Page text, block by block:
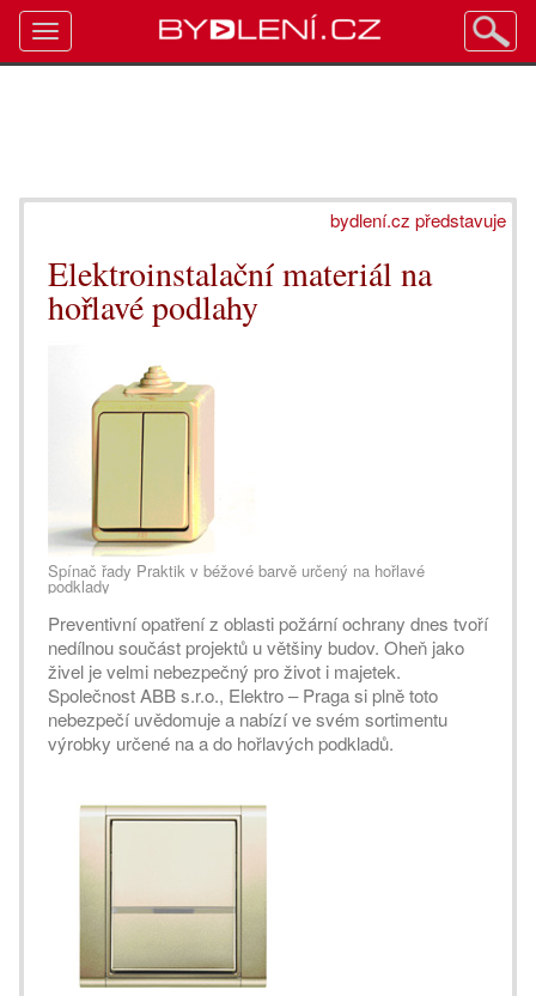
bydlení.cz představuje
Elektroinstalační materiál na
hořlavé podlahy
Spínač řady Praktik v béžové barvě určený na hořlavé
podklady
Preventivní opatření z oblasti požární ochrany dnes tvoří
nedílnou součást projektů u většiny budov. Oheň jako
živel je velmi nebezpečný pro život i majetek.
Společnost ABB s.r.o., Elektro – Praga si plně toto
nebezpečí uvědomuje a nabízí ve svém sortimentu
výrobky určené na a do hořlavých podkladů.
Toggle
navigation